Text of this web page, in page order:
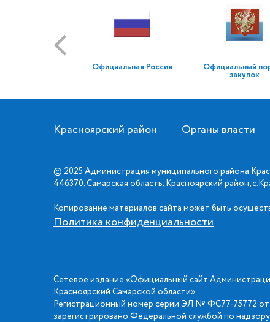
Официальная Россия Официальный
закупок
Красноярский район Органы власти
© 2025 Администрация муниципального района
446370, Самарская область, Красноярский район,
Копирование материалов сайта может быть
Политика конфиденциальности
Сетевое издание «Официальный сайт
Красноярский Самарской области».
Регистрационный номер серии ЭЛ № ФС77-75772
зарегистрировано Федеральной службой по